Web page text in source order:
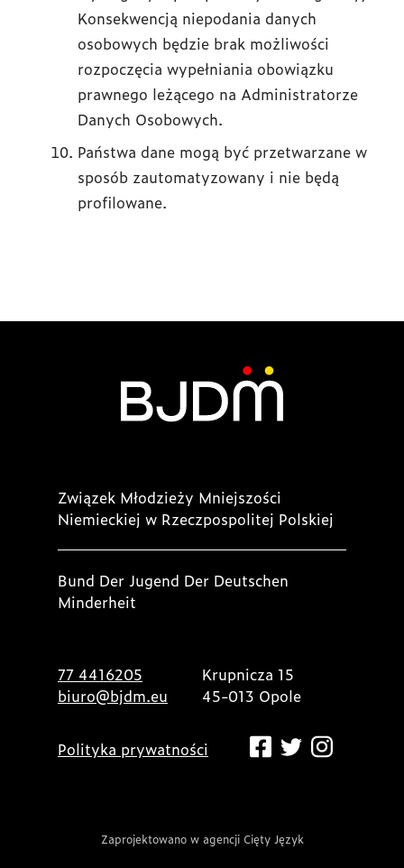
Konsekwencją niepodania danych
osobowych będzie brak możliwości
rozpoczęcia wypełniania obowiązku
prawnego leżącego na Administratorze
Danych Osobowych.
Państwa dane mogą być przetwarzane w
sposób zautomatyzowany i nie będą
profilowane.
Związek Młodzieży Mniejszości
Niemieckiej w Rzeczpospolitej Polskiej
Bund Der Jugend Der Deutschen
Minderheit
77 4416205
biuro@bjdm.eu
Krupnicza 15
45-013 Opole
Polityka prywatności
Zaprojektowano w agencji Cięty Język